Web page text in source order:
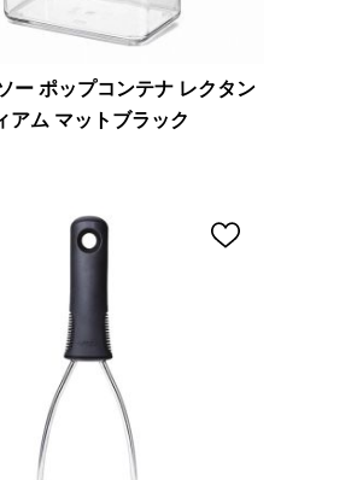
ー ポップコンテナ レクタン
アム マットブラック